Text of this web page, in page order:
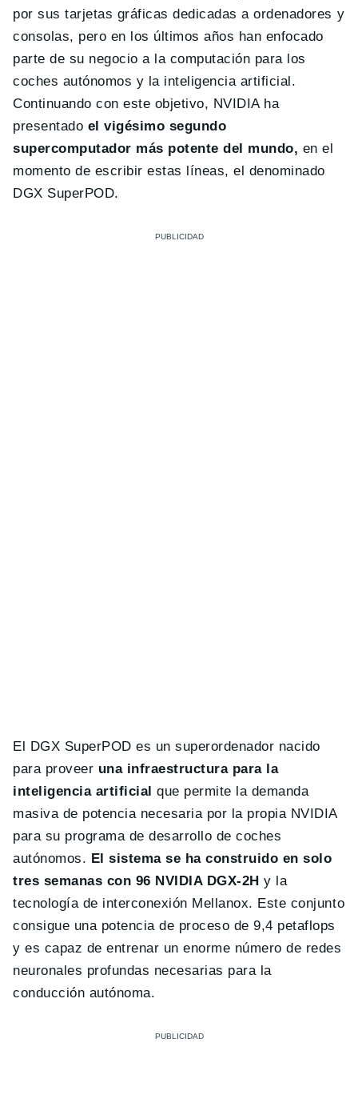
por sus tarjetas gráficas dedicadas a ordenadores y
consolas, pero en los últimos años han enfocado
parte de su negocio a la computación para los
coches autónomos y la inteligencia artificial.
Continuando con este objetivo, NVIDIA ha
presentado el vigésimo segundo
supercomputador más potente del mundo, en el
momento de escribir estas líneas, el denominado
DGX SuperPOD.
El DGX SuperPOD es un superordenador nacido
para proveer una infraestructura para la
inteligencia artificial que permite la demanda
masiva de potencia necesaria por la propia NVIDIA
para su programa de desarrollo de coches
autónomos. El sistema se ha construido en solo
tres semanas con 96 NVIDIA DGX-2H y la
tecnología de interconexión Mellanox. Este conjunto
consigue una potencia de proceso de 9,4 petaflops
y es capaz de entrenar un enorme número de redes
neuronales profundas necesarias para la
conducción autónoma.